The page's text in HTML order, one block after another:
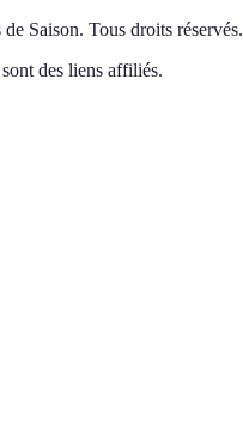
de Saison. Tous droits réservés.
des liens affiliés.